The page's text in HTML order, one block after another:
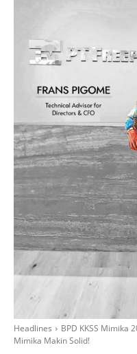
Headlines
BPD KKSS Mimika
Mimika Makin Solid!